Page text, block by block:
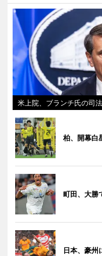
米上院、ブランチ氏の司
柏、開幕
町田、大
日本、豪